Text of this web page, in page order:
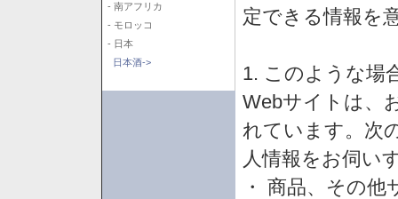
- 南アフリカ
- モロッコ
- 日本
日本酒->
定できる情報を
1. このような場
Webサイトは、
れています。次
人情報をお伺い
・ 商品、その